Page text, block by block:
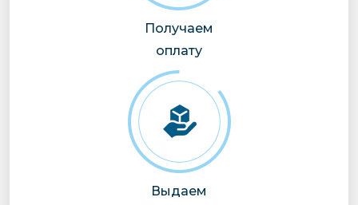
Получаем
оплату
Выдаем